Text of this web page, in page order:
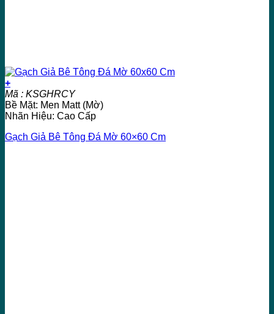
+
Mã : KSGHRCY
Bề Mặt: Men Matt (Mờ)
Nhãn Hiệu: Cao Cấp
Gạch Giả Bê Tông Đá Mờ 60×60 Cm